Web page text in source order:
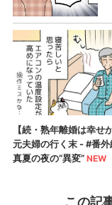
この記